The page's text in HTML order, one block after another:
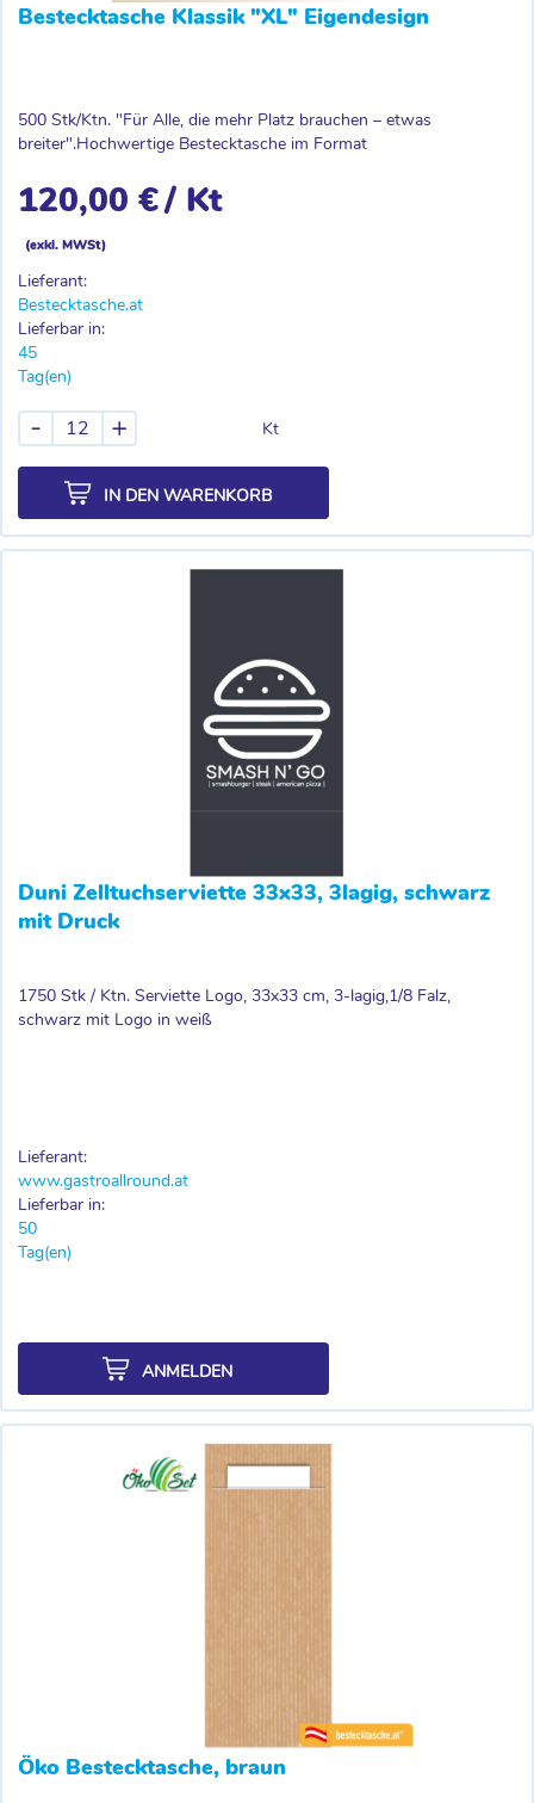
Bestecktasche Klassik "XL" Eigendesign
500 Stk/Ktn. "Für Alle, die mehr Platz brauchen – etwas
breiter".Hochwertige Bestecktasche im Format
120,00 €/ Kt
(exkl. MWSt)
Lieferant:
Bestecktasche.at
Lieferbar in:
45
Tag(en)
Kt
- +
IN DEN WARENKORB
Duni Zelltuchserviette 33x33, 3lagig, schwarz
mit Druck
1750 Stk / Ktn. Serviette Logo, 33x33 cm, 3-lagig,1/8 Falz,
schwarz mit Logo in weiß
Lieferant:
www.gastroallround.at
Lieferbar in:
50
Tag(en)
ANMELDEN
Öko Bestecktasche, braun